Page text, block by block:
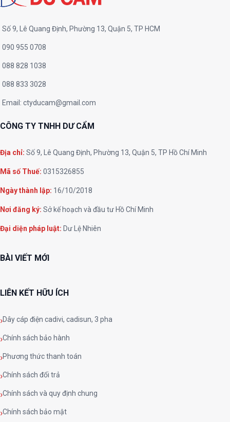
Số 9, Lê Quang Định, Phường 13, Quận 5, TP HCM
090 955 0708
088 828 1038
088 833 3028
Email: ctyducam@gmail.com
CÔNG TY TNHH DƯ CẨM
Địa chỉ: Số 9, Lê Quang Định, Phường 13, Quận 5, TP Hồ Chí Minh
Mã số Thuế: 0315326855
Ngày thành lập: 16/10/2018
Nơi đăng ký: Sở kế hoạch và đầu tư Hồ Chí Minh
Đại diện pháp luật: Dư Lệ Nhiên
BÀI VIẾT MỚI
LIÊN KẾT HỮU ÍCH
Dây cáp điện cadivi, cadisun, 3 pha
Chính sách bảo hành
Phương thức thanh toán
Chính sách đổi trả
Chính sách và quy định chung
Chính sách bảo mật